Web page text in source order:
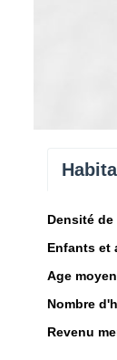
Densité
Enfants et
Age
Nombre
Revenu